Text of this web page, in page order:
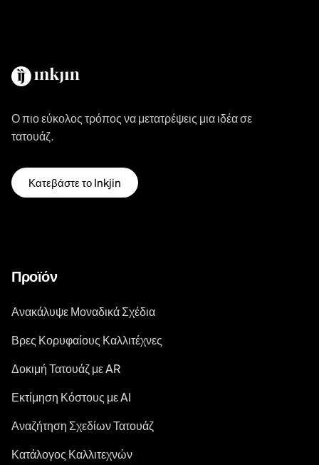
Ο πιο εύκολος τρόπος να μετατρέψεις μια ιδέα σε
τατουάζ.
Κατεβάστε το Inkjin
Προϊόν
Ανακάλυψε Μοναδικά Σχέδια
Βρες Κορυφαίους Καλλιτέχνες
Δοκιμή Τατουάζ με AR
Εκτίμηση Κόστους με AI
Αναζήτηση Σχεδίων Τατουάζ
Κατάλογος Καλλιτεχνών